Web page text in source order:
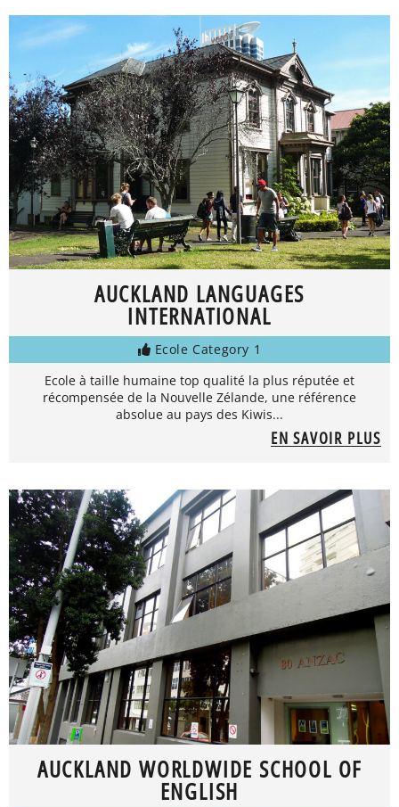
AUCKLAND LANGUAGES
INTERNATIONAL
Ecole Category 1
Ecole à taille humaine top qualité la plus réputée et
récompensée de la Nouvelle Zélande, une référence
absolue au pays des Kiwis...
EN SAVOIR PLUS
AUCKLAND WORLDWIDE SCHOOL OF
ENGLISH